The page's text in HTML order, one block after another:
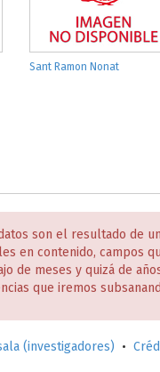
Sant Ramon Nonat
son el resultado de
en contenido, campos
de meses y quizá de
que iremos
(investigadores) •